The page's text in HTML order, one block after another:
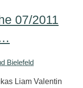
07/2011
Bielefeld
Liam Valentin